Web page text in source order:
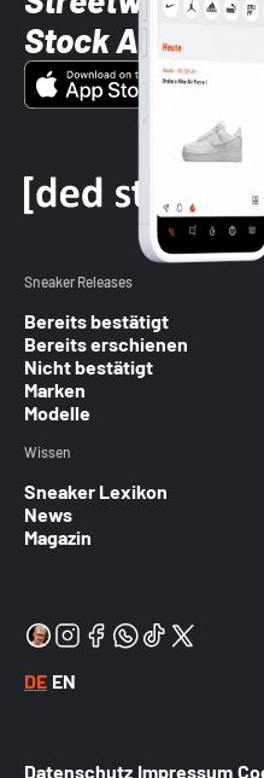
Stock App
Sneaker Releases
Bereits bestätigt
Bereits erschienen
Nicht bestätigt
Marken
Modelle
Wissen
Sneaker Lexikon
News
Magazin
DE EN
Datenschutz Impressum